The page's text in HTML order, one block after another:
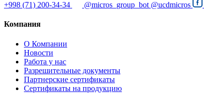
+998 (71) 200-34-34 @micros_group_bot @ucdmicros
Компания
О Компании
Новости
Работа у нас
Разрешительные документы
Партнерские сертификаты
Сертификаты на продукцию